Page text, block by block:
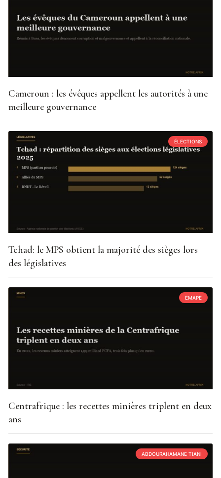
Cameroun : les évêques appellent les autorités à une
meilleure gouvernance
ÉLECTIONS
Tchad: le MPS obtient la majorité des sièges lors
des législatives
EMAPE
Centrafrique : les recettes minières triplent en deux
ans
ABDOURAHAMANE TIANI